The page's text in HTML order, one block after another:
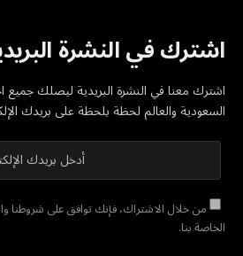
اشترك في النشرة
اشترك معنا في النشرة البريدية ليصلك جميع
السعودية والعالم لحظة بلحظة على بريدك
من خلال الاشتراك، فإنك توافق على شروطنا
الخاصة بنا.